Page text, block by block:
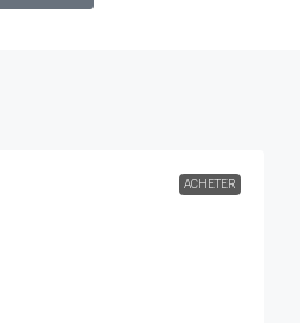
ACHETER